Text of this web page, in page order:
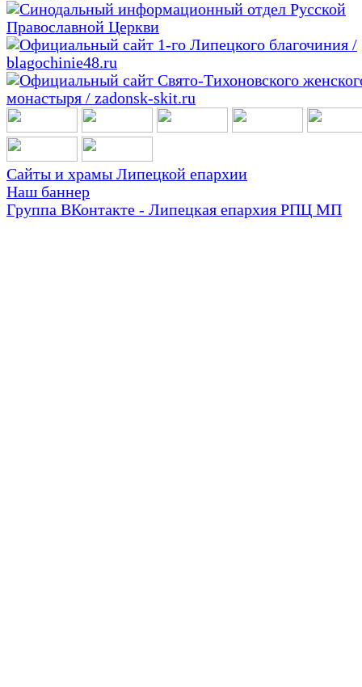
Сайты и храмы Липецкой епархии
Наш баннер
Группа ВКонтакте - Липецкая епархия РПЦ МП